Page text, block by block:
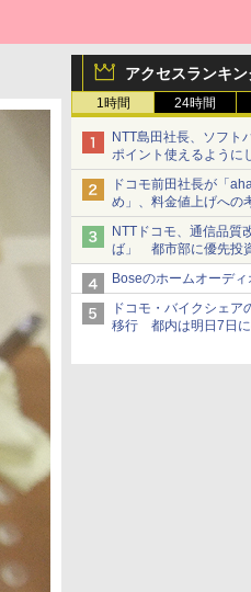
アクセスランキン
1時間 24時間
NTT島田社長、ソフト
ポイント使えるように
ドコモ前田社長が「
め」、料金値上げへの
NTTドコモ、通信品質
ば」 都市部に優先投
Boseのホームオーデ
ドコモ・バイクシェア
移行 都内は明日7日